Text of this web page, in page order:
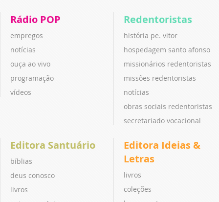
Rádio POP
empregos
notícias
ouça ao vivo
programação
vídeos
Redentoristas
história pe. vitor
hospedagem santo afonso
missionários redentoristas
missões redentoristas
notícias
obras sociais redentoristas
secretariado vocacional
Editora Santuário
bíblias
deus conosco
livros
Editora Ideias &
Letras
livros
coleções